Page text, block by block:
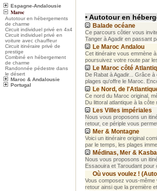
Espagne-Andalousie
Maroc
Autotour en hébergements
de charme
Circuit individuel privé en 4x4
Circuit individuel privé en
voiture avec chauffeur
Circuit itinéraire privé de
prestige
Combiné en hébergement
de charme
Randonnée pédestre dans
le désert
Maroc & Andalousie
Portugal
• Autotour en
Balade océane
Ce parcours côtier vous
Tanger à Agadir en passant
Le Maroc Andalou
Cet itinéraire vous emmène
poursuivez votre route par
Le Maroc côté
De Rabat à Agadir... Grâce
plages qu'offre le Maroc.
Le Nord, de
Ce nord du Maroc original,
Du littoral atlantique à la
Les Villes impériales
Nous vous proposons un
retour, ce périple vous
Mer & Montagne
Voici un itinéraire original
par le temps, les plages
Médinas, Mer &
Nous vous proposons un
Essaouira et Taroudant
Où vous voulez !
Vous composez vous-même
retour ainsi que la première